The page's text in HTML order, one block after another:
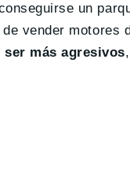
un
vender motores
más agresivos